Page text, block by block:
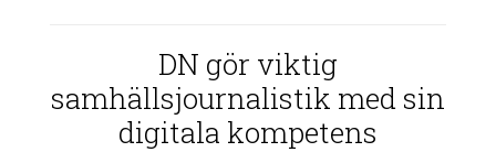
DN gör viktig
samhällsjournalistik med sin
digitala kompetens